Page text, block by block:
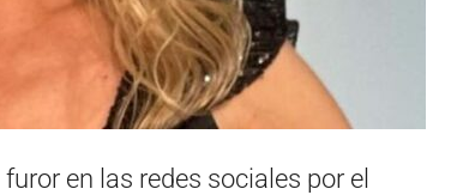
en las redes sociales por el